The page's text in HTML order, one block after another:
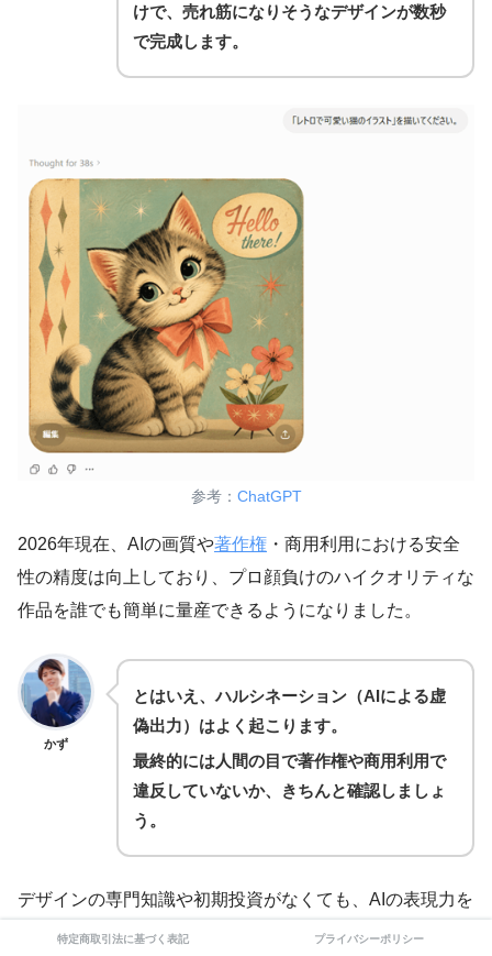
けで、売れ筋になりそうなデザインが数秒
で完成します。
参考： ChatGPT
2026年現在、AIの画質や著作権 ・商用利用における安全
性の精度は向上しており、プロ顔負けのハイクオリティな
作品を誰でも簡単に量産できるようになりました。
かず
とはいえ、ハルシネーション（AIによる虚
偽出力）はよく起こります。
最終的には人間の目で著作権や商用利用で
違反していないか、きちんと確認しましょ
う。
デザインの専門知識や初期投資がなくても、AIの表現力を
借りることで、世界中のAmazonユーザーに向けて自分の
特定商取引法に基づく表記 プライバシーポリシー